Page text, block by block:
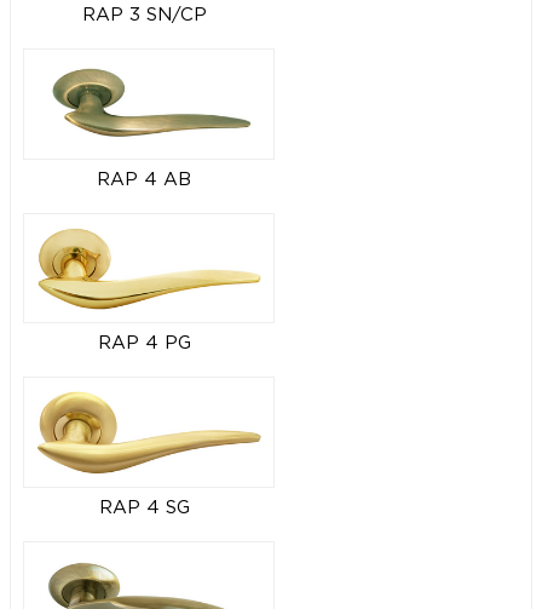
RAP 3 SN/CP
RAP 4 AB
RAP 4 PG
RAP 4 SG